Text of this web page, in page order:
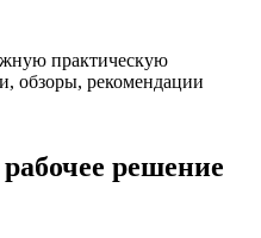
практическую
обзоры, рекомендации
решение